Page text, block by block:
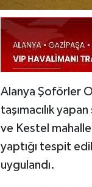
​Alanya Şoförler
taşımacılık
ve Kestel
yaptığı tespit
uygulandı.